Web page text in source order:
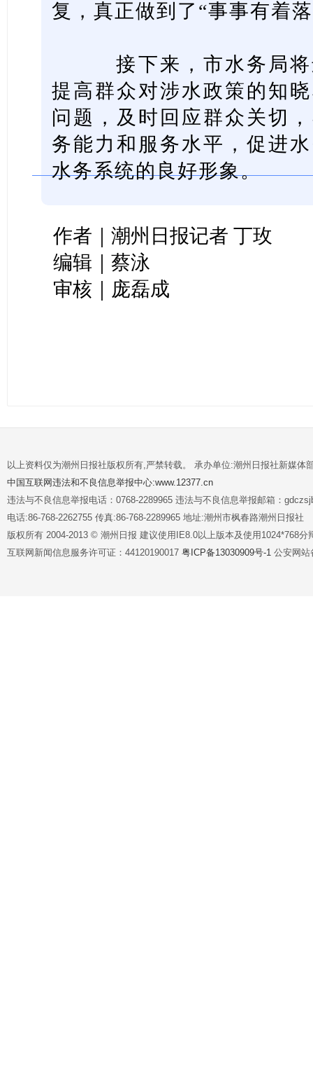
复，真正做到了“事事有着
接下来，市水务局将
提高群众对涉水政策的知
问题，及时回应群众关切
务能力和服务水平，促进
水务系统的良好形象。
作者｜潮州日报记者 丁玫
编辑｜蔡泳
审核｜庞磊成
以上资料仅为潮州日报社版权所有,严禁转载。 承办单位:潮州日报社新媒体
中国互联网违法和不良信息举报中心:www.12377.cn
违法与不良信息举报电话：0768-2289965 违法与不良信息举报邮箱：
电话:86-768-2262755 传真:86-768-2289965 地址:潮州市枫春路潮州日报社
版权所有 2004-2013 © 潮州日报 建议使用IE8.0以上版本及使用1024*768分
互联网新闻信息服务许可证：44120190017 粤ICP备13030909号-1 公安网站